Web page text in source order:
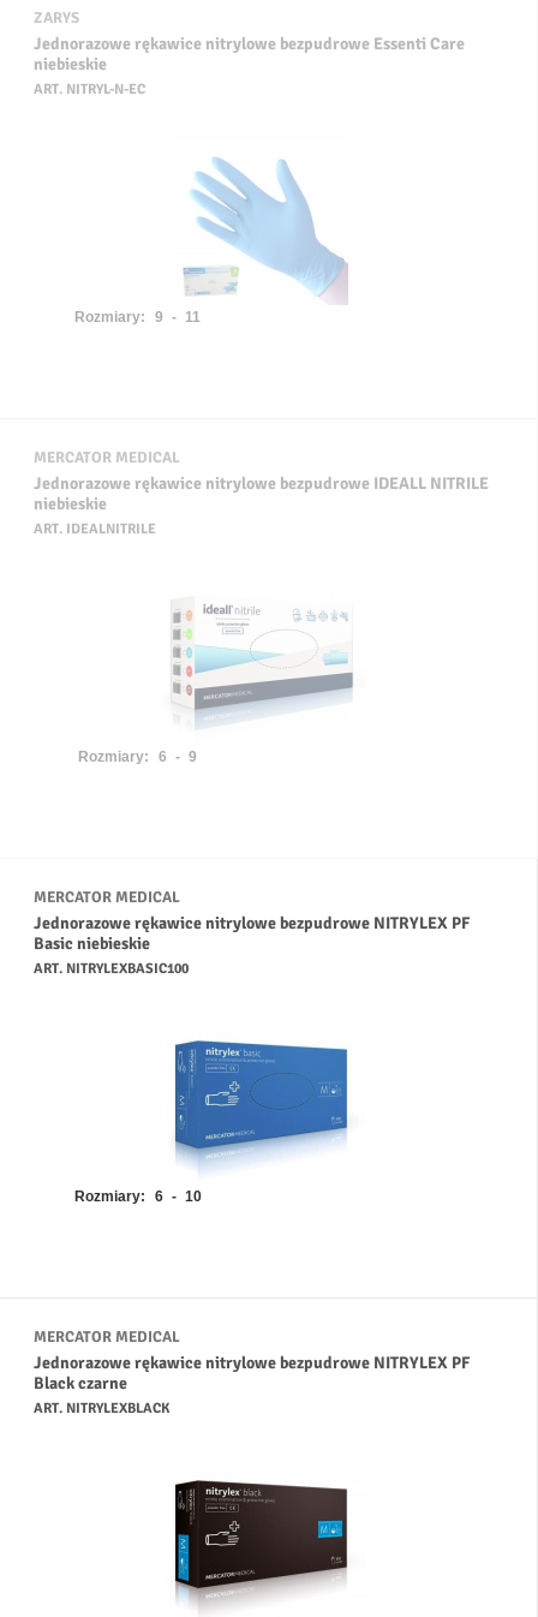
ZARYS
Jednorazowe rękawice nitrylowe bezpudrowe Essenti Care
niebieskie
ART. NITRYL-N-EC
Rozmiary: 9 - 11
MERCATOR MEDICAL
Jednorazowe rękawice nitrylowe bezpudrowe IDEALL NITRILE
niebieskie
ART. IDEALNITRILE
Rozmiary: 6 - 9
MERCATOR MEDICAL
Jednorazowe rękawice nitrylowe bezpudrowe NITRYLEX PF
Basic niebieskie
ART. NITRYLEXBASIC100
Rozmiary: 6 - 10
MERCATOR MEDICAL
Jednorazowe rękawice nitrylowe bezpudrowe NITRYLEX PF
Black czarne
ART. NITRYLEXBLACK